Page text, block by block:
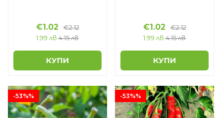
€1.02
€2.12
1.99 лв 4.15 лв
КУПИ
€1.02
€2.12
1.99 лв 4.15 лв
КУПИ
-53%% -53%%